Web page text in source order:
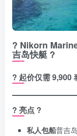
? Nikorn
吉岛快艇 ?
? 起价仅需 9,900
? 亮点 ?
私人包船普吉